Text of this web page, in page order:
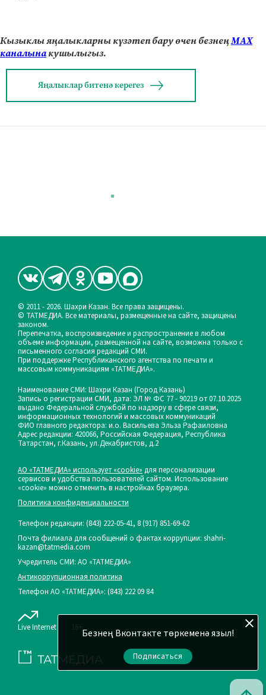
Кызыклы яңалыкларны күзәтеп бару өчен безнеңМАХ
каналынакушылыгыз.
Яңалыклар битенә керегез
Безнең Вконтакте төркеменә языл!
Подписаться
© 2011 - 2026. Шахри Казан. Все права защищены.
© ТАТМЕДИА. Все материалы, размещенные на сайте, защищены
законом.
Перепечатка, воспроизведение и распространение в любом
объеме информации, размещенной на сайте, возможна только с
письменного согласия редакций СМИ.
При поддержке Республиканского агентства по печати и
массовым коммуникациям «ТАТМЕДИА».
Наименование СМИ: Шахри Казан (Город Казань)
Запись о регистрации СМИ, дата: ЭЛ № ФС 77 - 90219 от 07.10.2025
выдано Федеральной службой по надзору в сфере связи,
информационных технологий и массовых коммуникаций
ФИО главного редактора: и.о. Васильева Эльза Рафаиловна
Адрес редакции: 420066, Российская Федерация, Республика
Татарстан, г.Казань, ул.Декабристов, д.2
АО «ТАТМЕДИА» использует «cookie» для персонализации
сервисов и удобства пользователей сайтом. Использование
«cookie» можно отменить в настройках браузера.
Политика конфиденциальности
Телефон редакции: (843) 222-05-41, 8 (917) 851-69-62
Почта филиала для сообщений о фактах коррупции: shahri-
kazan@tatmedia.com
Учредитель СМИ: АО «ТАТМЕДИА»
Антикоррупционная политика
Телефон АО «ТАТМЕДИА»: (843) 222 09 84
Live Internet 16+